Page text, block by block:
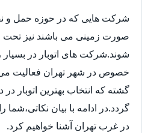
شرکت هایی که در حوزه حمل و
صورت زمینی می باشند نیز تحت
شوند.شرکت های اتوبار در بسیار
خصوص در شهر تهران فعالیت
گشته که انتخاب بهترین اتوبار
گردد.در ادامه با بیان نکاتی،شما
در غرب تهران آشنا خواهیم کرد.